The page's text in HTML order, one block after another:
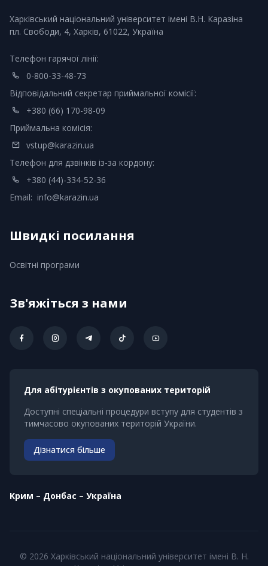
Харківський національний університет імені В.Н. Каразіна
пл. Свободи, 4, Харків, 61022, Україна
Телефон гарячої лінії:
0-800-33-48-73
Відповідальний секретар приймальної комісії:
+380 (66) 170-98-09
Приймальна комісія:
vstup@karazin.ua
Телефон для дзвінків із-за кордону:
+380 (44)-334-52-36
Email: info@karazin.ua
Швидкі посилання
Освітні програми
Зв'яжіться з нами
Для абітурієнтів з окупованих територій
Доступні спеціальні процедури вступу для студентів з
тимчасово окупованих територій України.
Дізнатися більше
Kрим – Донбас – Україна
© 2026 Харківський національний університет імені В. Н.